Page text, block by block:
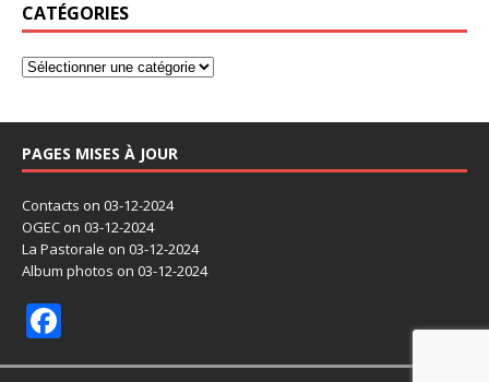
CATÉGORIES
PAGES MISES À JOUR
Contacts on 03-12-2024
OGEC on 03-12-2024
La Pastorale on 03-12-2024
Album photos on 03-12-2024
ac